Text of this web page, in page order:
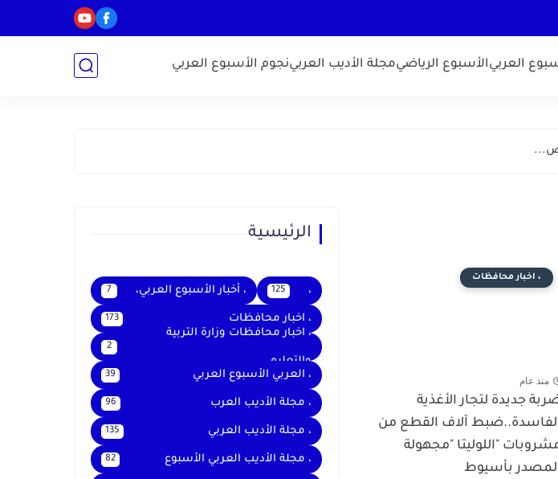
العربيالأسبوع الرياضيمجلة الأديب العربينجوم الأسبوع العربي
، اخبار محافظات
منذ عام
جديدة لتجار الأغذية
آلاف القطع من
"اللوليتا "مجهولة
بأسيوط
الرئيسية
، 125 ، أخبار الأسبوع العربي، 7
، اخبار محافظات 173
، اخبار محافظات وزارة التربية
والتعليم
2
، العربي الأسبوع العربي 39
، مجلة الأديب العرب 96
، مجلة الأديب العربي 135
، مجلة الأديب العربي الأسبوع 82